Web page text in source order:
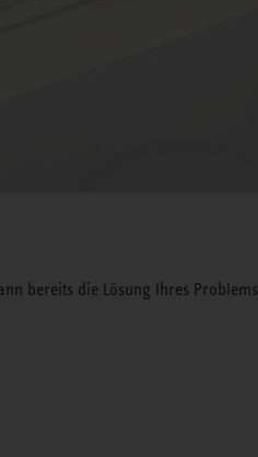
bereits die Lösung Ihres Problems